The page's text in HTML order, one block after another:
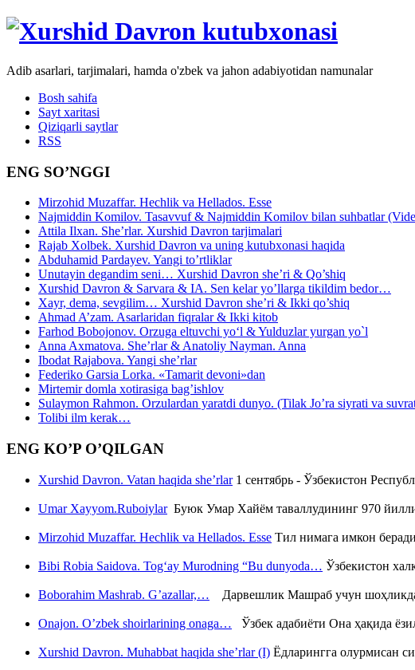
Adib asarlari, tarjimalari, hamda o'zbek va jahon adabiyotidan namunalar
Bosh sahifa
Sayt xaritasi
Qiziqarli saytlar
RSS
ENG SO’NGGI
Mirzohid Muzaffar. Hechlik va Hellados. Esse
Najmiddin Komilov. Tasavvuf & Najmiddin Komilov bilan suhbatlar
Attila Ilxan. She’rlar. Xurshid Davron tarjimalari
Rajab Xolbek. Xurshid Davron va uning kutubxonasi haqida
Abduhamid Pardayev. Yangi to’rtliklar
Unutayin degandim seni… Xurshid Davron she’ri & Qo’shiq
Xurshid Davron & Sarvara & IA. Sen kelar yo’llarga tikildim bedor…
Xayr, dema, sevgilim… Xurshid Davron she’ri & Ikki qo’shiq
Ahmad A’zam. Asarlaridan fiqralar & Ikki kitob
Farhod Bobojonov. Orzuga eltuvchi yo‘l & Yulduzlar yurgan yo`l
Anna Axmatova. She’rlar & Anatoliy Nayman. Anna
Ibodat Rajabova. Yangi she’rlar
Federiko Garsia Lorka. «Tamarit devoni»dan
Mirtemir domla xotirasiga bag’ishlov
Sulaymon Rahmon. Orzulardan yaratdi dunyo. (Tilak Jo’ra siyrati va
Tolibi ilm kerak…
ENG KO’P O’QILGAN
Xurshid Davron. Vatan haqida she’rlar1 сентябрь - Ўзбекистон
Umar Xayyom.RuboiylarБуюк Умар Хайём таваллудининг 970
Mirzohid Muzaffar. Hechlik va Hellados. Esse Тил нимага имкон
Bibi Robia Saidova. Tog‘ay Murodning “Bu dunyoda… Ўзбекистон
Boborahim Mashrab. G’azallar,… Дарвешлик Машраб учун
Onajon. O’zbek shoirlarining onaga… Ўзбек адабиёти Она ҳақида
Xurshid Davron. Muhabbat haqida she’rlar (I) Ёдларингга олурмисан